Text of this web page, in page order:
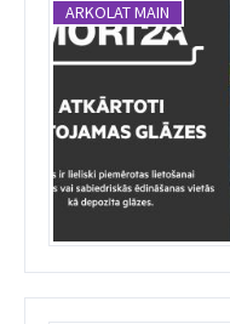
ARKOLAT MAIN